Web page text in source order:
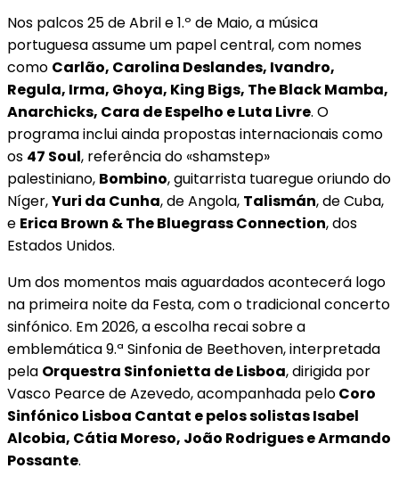
Nos palcos 25 de Abril e 1.º de Maio, a música
portuguesa assume um papel central, com nomes
como Carlão, Carolina Deslandes, Ivandro,
Regula, Irma, Ghoya, King Bigs, The Black Mamba,
Anarchicks, Cara de Espelho e Luta Livre. O
programa inclui ainda propostas internacionais como
os 47 Soul, referência do «shamstep»
palestiniano, Bombino, guitarrista tuaregue oriundo do
Níger,Yuri da Cunha, de Angola, Talismán, de Cuba,
e Erica Brown & The Bluegrass Connection, dos
Estados Unidos.
Um dos momentos mais aguardados acontecerá logo
na primeira noite da Festa, com o tradicional concerto
sinfónico. Em 2026, a escolha recai sobre a
emblemática 9.ª Sinfonia de Beethoven, interpretada
pela Orquestra Sinfonietta de Lisboa, dirigida por
Vasco Pearce de Azevedo, acompanhada peloCoro
Sinfónico Lisboa Cantat e pelos solistas Isabel
Alcobia, Cátia Moreso, João Rodrigues e Armando
Possante.